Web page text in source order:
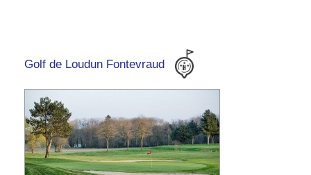
Golf de Loudun Fontevraud